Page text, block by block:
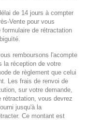
de 14 jours à compter
Vente pour vous
de rétractation
remboursons l'acompte
la réception de votre
de règlement que celui
Les frais de renvoi de
sur votre demande,
rétractation, vous devrez
jusqu'à la
Ce montant est